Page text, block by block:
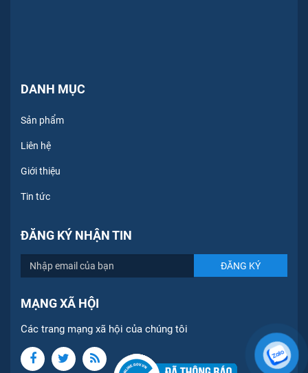
DANH MỤC
Sản phẩm
Liên hệ
Giới thiệu
Tin tức
ĐĂNG KÝ NHẬN TIN
MẠNG XÃ HỘI
Các trang mạng xã hội của chúng tôi